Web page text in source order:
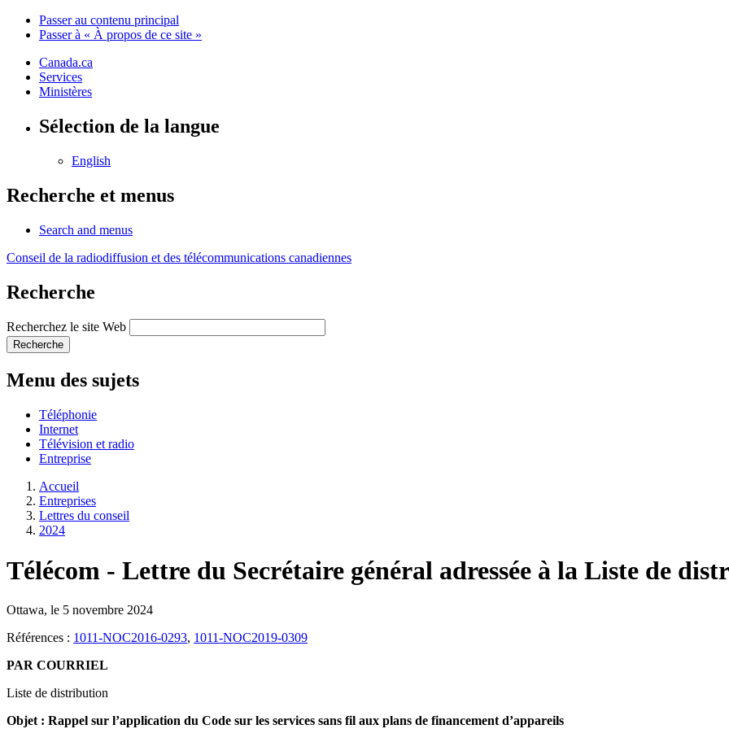
Passer au contenu principal
Passer à « À propos de ce site »
Canada.ca
Services
Ministères
Sélection de la langue
English
Recherche et menus
Search and menus
Conseil de la radiodiffusion et des télécommunications canadiennes
Recherche
Recherchez le site Web
Recherche
Menu des sujets
Téléphonie
Internet
Télévision et radio
Entreprise
Accueil
Entreprises
Lettres du conseil
2024
Télécom - Lettre du Secrétaire général adressée à la Liste de
Ottawa, le 5 novembre 2024
Références : 1011-NOC2016-0293, 1011-NOC2019-0309
PAR COURRIEL
Liste de distribution
Objet : Rappel sur l’application du Code sur les services sans fil aux plans de financement d’appareils